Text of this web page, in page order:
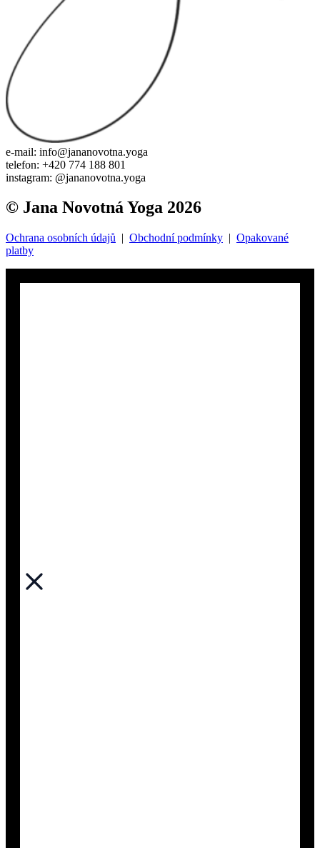
e-mail: info@jananovotna.yoga
telefon: +420 774 188 801
instagram: @jananovotna.yoga
© Jana Novotná Yoga 2026
Ochrana osobních údajů | Obchodní podmínky | Opakované
platby